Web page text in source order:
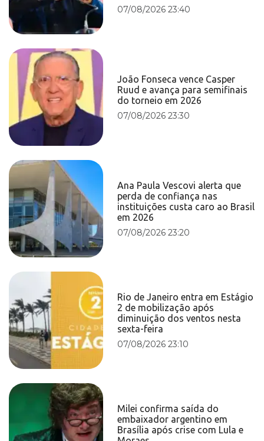
07/08/2026 23:40
João Fonseca vence Casper
Ruud e avança para semifinais
do torneio em 2026
07/08/2026 23:30
Ana Paula Vescovi alerta que
perda de confiança nas
instituições custa caro ao Brasil
em 2026
07/08/2026 23:20
Rio de Janeiro entra em Estágio
2 de mobilização após
diminuição dos ventos nesta
sexta-feira
07/08/2026 23:10
Milei confirma saída do
embaixador argentino em
Brasília após crise com Lula e